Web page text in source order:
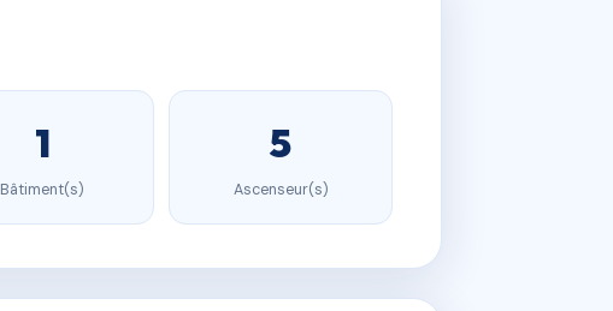
1
Bâtiment(s)
5
Ascenseur(s)